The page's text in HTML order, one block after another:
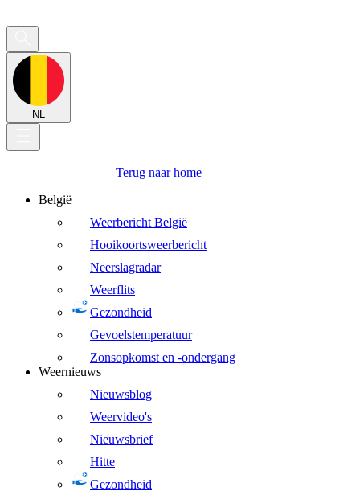
NL
Terug naar home
België
Weerbericht België
Hooikoortsweerbericht
Neerslagradar
Weerflits
Gezondheid
Gevoelstemperatuur
Zonsopkomst en -ondergang
Weernieuws
Nieuwsblog
Weervideo's
Nieuwsbrief
Hitte
Gezondheid